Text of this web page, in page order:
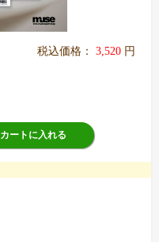
税込価格： 3,520 円
カートに入れる